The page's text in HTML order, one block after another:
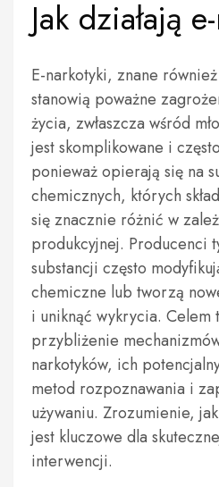
Jak działają
E-narkotyki, znane
stanowią poważne
życia, zwłaszcza wśród
jest skomplikowane i
ponieważ opierają się na
chemicznych, których
się znacznie różnić w
produkcyjnej. Producenci
substancji często
chemiczne lub tworzą
i uniknąć wykrycia. Celem
przybliżenie
narkotyków, ich
metod rozpoznawania i
używaniu. Zrozumienie,
jest kluczowe dla
interwencji.